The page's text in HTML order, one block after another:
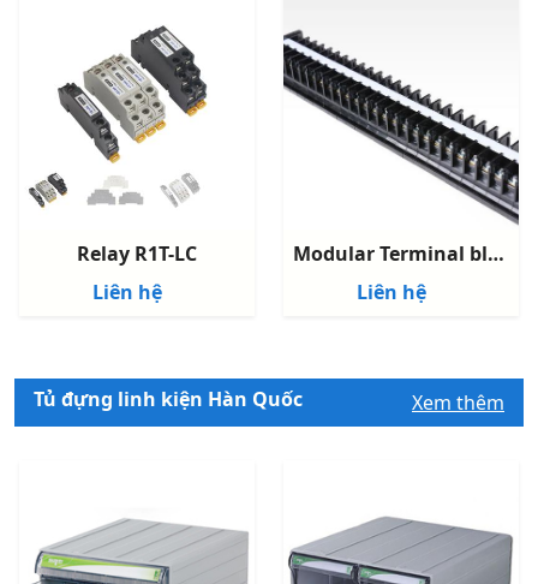
Relay R1T-LC
Liên hệ
Modular Terminal block
Liên hệ
Tủ đựng linh kiện Hàn Quốc Xem thêm